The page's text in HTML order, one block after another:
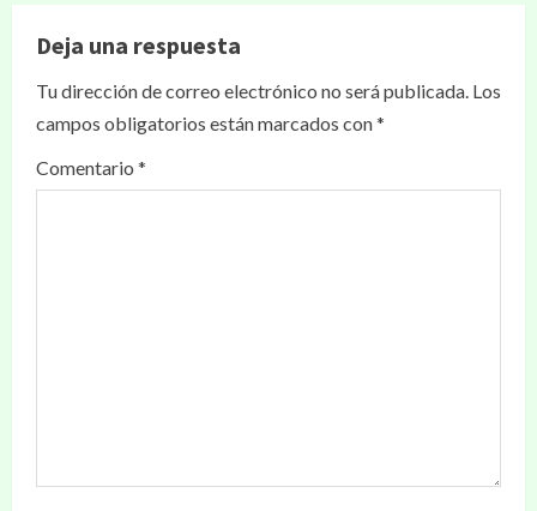
Deja una respuesta
Tu dirección de correo electrónico no será publicada. Los
campos obligatorios están marcados con*
Comentario *